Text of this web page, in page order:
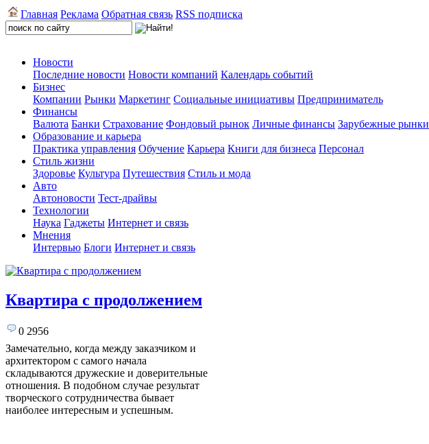
Главная Реклама Обратная связь RSS подписка
Новости
Последние новости Новости компаний Календарь событий
Бизнес
Компании Рынки Маркетинг Социальные инициативы Предприниматель
Финансы
Валюта Банки Страхование Фондовый рынок Личные финансы Зарубежные рынки
Образование и карьера
Практика управления Обучение Карьера Книги для бизнеса Персонал
Стиль жизни
Здоровье Культура Путешествия Стиль и мода
Авто
Автоновости Тест-драйвы
Технологии
Наука Гаджеты Интернет и связь
Мнения
Интервью Блоги Интернет и связь
Квартира с продолжением
0 2956
Замечательно, когда между заказчиком и
архитектором с самого начала
складываются дружеские и доверительные
отношения. В подобном случае результат
творческого сотрудничества бывает
наиболее интересным и успешным.